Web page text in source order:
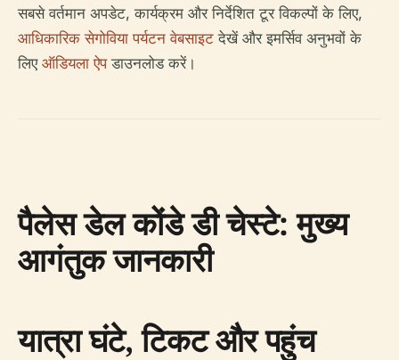
सबसे वर्तमान अपडेट, कार्यक्रम और निर्देशित टूर विकल्पों के लिए,
आधिकारिक सेगोविया पर्यटन वेबसाइट देखें और इमर्सिव अनुभवों के
लिए ऑडियला ऐपडाउनलोड करें।
पैलेस डेल कोंडे डी चेस्टे: मुख्य
आगंतुक जानकारी
यात्रा घंटे, टिकट और पहुंच